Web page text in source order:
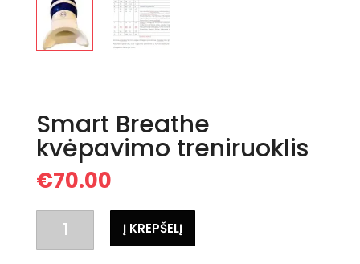
Smart Breathe
kvėpavimo treniruoklis
€70.00
kiekis:
Smart
Į KREPŠELĮ